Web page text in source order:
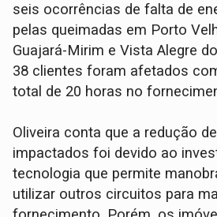
seis ocorrências de falta de
pelas queimadas em Porto
Guajará-Mirim e Vista Alegre
38 clientes foram afetados
total de 20 horas no
Oliveira conta que a redução
impactados foi devido ao
tecnologia que permite
utilizar outros circuitos para